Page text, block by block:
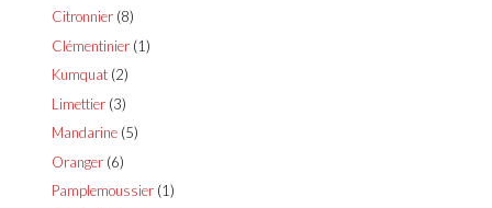
Citronnier 88
produits
Clémentinier 11
Kumquat 22
produits
Limettier 33
produits
Mandarine 55
Oranger 66
produits
Pamplemoussier 11